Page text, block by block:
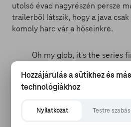
utolsó évad nagyrészén persze
trailerből látszik, hogy a java
komoly harc vár a hőseinkre.
Oh my glob, it's the series
— GameSpot (@gamespot)
Fogócska és sztárparádé a Tag
Hozzájárulás a sütikhez és
technológiákhoz
Nyilatkozat Testre szabás